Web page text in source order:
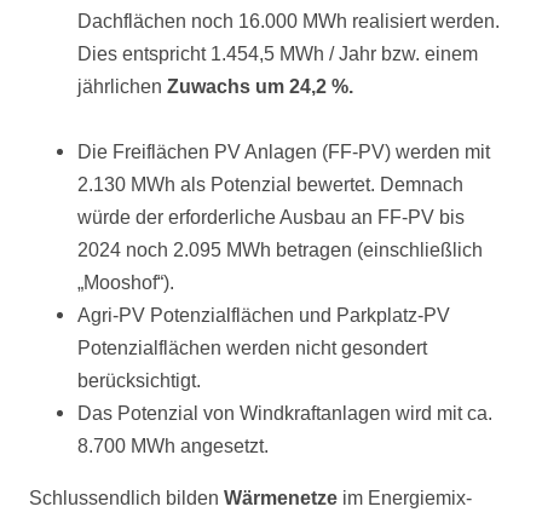
Dachflächen noch 16.000 MWh realisiert werden.
Dies entspricht 1.454,5 MWh / Jahr bzw. einem
jährlichenZuwachs um 24,2 %.
Die Freiflächen PV Anlagen (FF-PV) werden mit
2.130 MWh als Potenzial bewertet. Demnach
würde der erforderliche Ausbau an FF-PV bis
2024 noch 2.095 MWh betragen (einschließlich
„Mooshof“).
Agri-PV Potenzialflächen und Parkplatz-PV
Potenzialflächen werden nicht gesondert
berücksichtigt.
Das Potenzial von Windkraftanlagen wird mit ca.
8.700 MWh angesetzt.
Schlussendlich bildenWärmenetze im Energiemix-